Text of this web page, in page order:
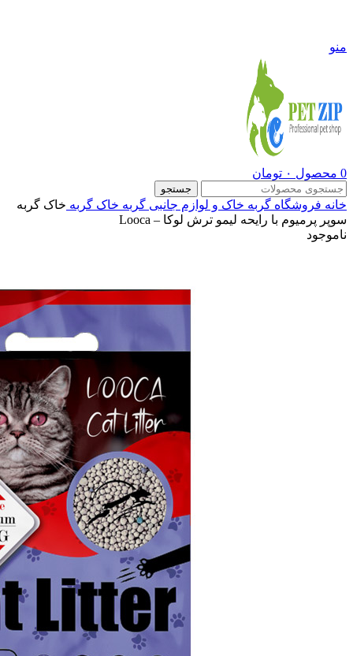
منو
0 محصول ۰ تومان
جستجو
خانه فروشگاه گربه خاک و لوازم جانبی گربه خاک گربه خاک گربه
سوپر پرمیوم با رایحه لیمو ترش لوکا – Looca
ناموجود